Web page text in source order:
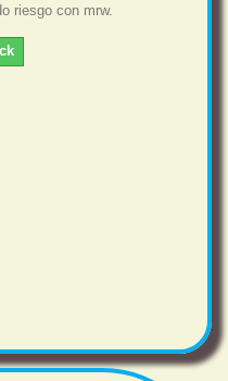
riesgo con mrw.